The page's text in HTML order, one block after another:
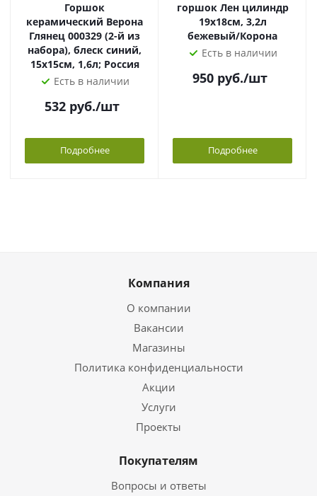
Горшок
керамический Верона
Глянец 000329 (2-й из
набора), блеск синий,
15х15см, 1,6л; Россия
Есть в наличии
532 руб./шт
Подробнее
горшок Лен цилиндр
19х18см, 3,2л
бежевый/Корона
Есть в наличии
950 руб./шт
Подробнее
Компания
О компании
Вакансии
Магазины
Политика конфиденциальности
Акции
Услуги
Проекты
Покупателям
Вопросы и ответы